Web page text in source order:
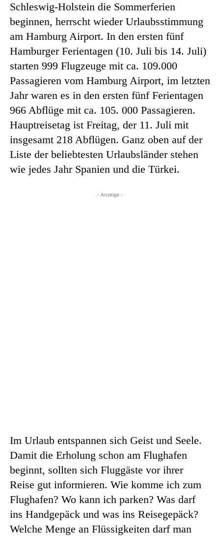
Schleswig-Holstein die Sommerferien
beginnen, herrscht wieder Urlaubsstimmung
am Hamburg Airport. In den ersten fünf
Hamburger Ferientagen (10. Juli bis 14. Juli)
starten 999 Flugzeuge mit ca. 109.000
Passagieren vom Hamburg Airport, im letzten
Jahr waren es in den ersten fünf Ferientagen
966 Abflüge mit ca. 105. 000 Passagieren.
Hauptreisetag ist Freitag, der 11. Juli mit
insgesamt 218 Abflügen. Ganz oben auf der
Liste der beliebtesten Urlaubsländer stehen
wie jedes Jahr Spanien und die Türkei.
- Anzeige -
Im Urlaub entspannen sich Geist und Seele.
Damit die Erholung schon am Flughafen
beginnt, sollten sich Fluggäste vor ihrer
Reise gut informieren. Wie komme ich zum
Flughafen? Wo kann ich parken? Was darf
ins Handgepäck und was ins Reisegepäck?
Welche Menge an Flüssigkeiten darf man